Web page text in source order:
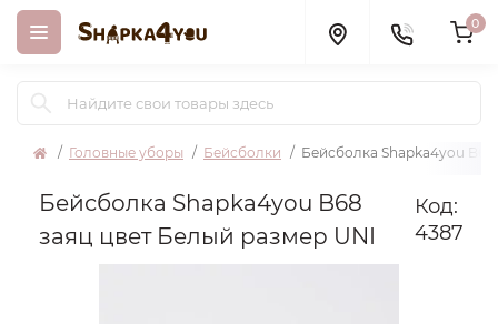
0
Головные уборы Бейсболки Бейсболка Shapka4you
Бейсболка Shapka4you B68
заяц цвет Белый размер UNI
Код:
4387